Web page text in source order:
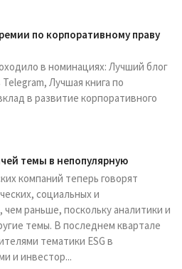
по корпоративному праву
в номинациях: Лучший блог
Лучшая книга по
в развитие корпоративного
темы в непопулярную
компаний теперь говорят
социальных и
раньше, поскольку аналитики и
темы. В последнем квартале
тематики ESG в
и инвестор...